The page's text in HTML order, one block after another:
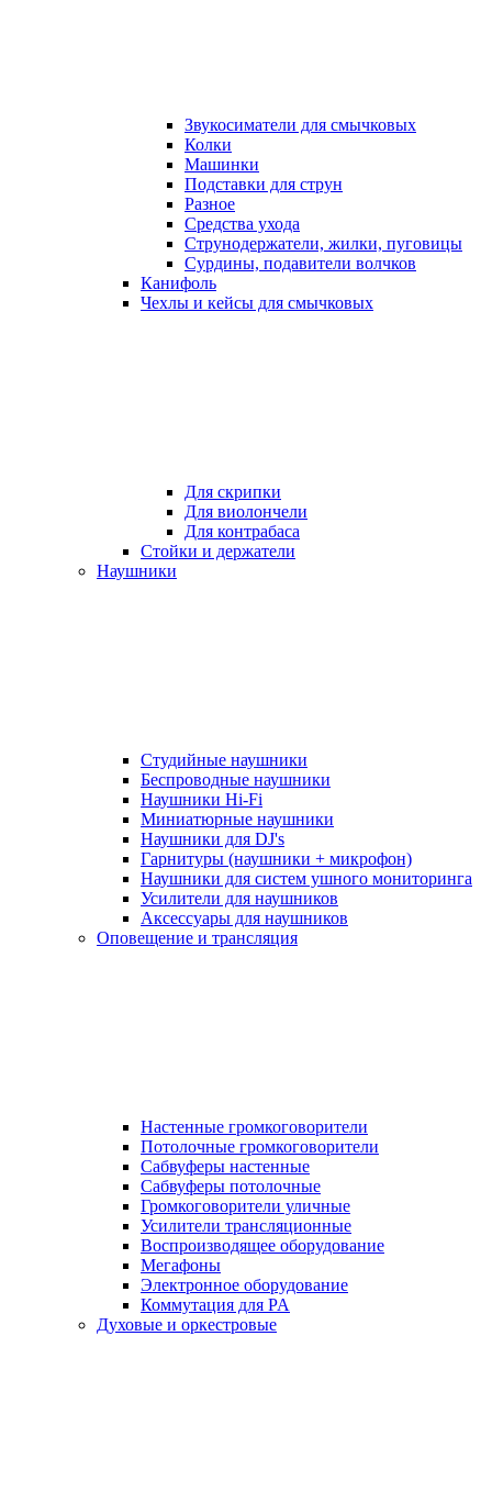
Звукосиматели для смычковых
Колки
Машинки
Подставки для струн
Разное
Средства ухода
Струнодержатели, жилки, пуговицы
Сурдины, подавители волчков
Канифоль
Чехлы и кейсы для смычковых
Для скрипки
Для виолончели
Для контрабаса
Стойки и держатели
Наушники
Студийные наушники
Беспроводные наушники
Наушники Hi-Fi
Миниатюрные наушники
Наушники для DJ's
Гарнитуры (наушники + микрофон)
Наушники для систем ушного мониторинга
Усилители для наушников
Аксессуары для наушников
Оповещение и трансляция
Настенные громкоговорители
Потолочные громкоговорители
Сабвуферы настенные
Сабвуферы потолочные
Громкоговорители уличные
Усилители трансляционные
Воспроизводящее оборудование
Мегафоны
Электронное оборудование
Коммутация для PA
Духовые и оркестровые